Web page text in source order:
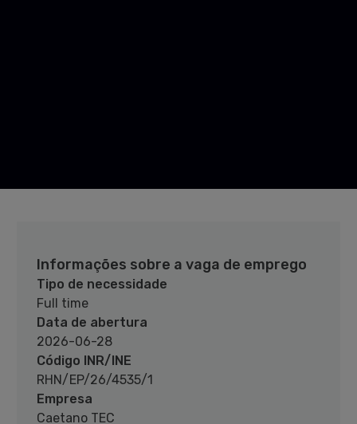
Informações sobre a vaga de emprego
Tipo de necessidade
Full time
Data de abertura
2026-06-28
Código INR/INE
RHN/EP/26/4535/1
Empresa
Caetano TEC